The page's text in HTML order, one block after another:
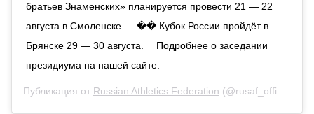
братьев Знаменских» планируется провести 21 — 22
августа в Смоленске. ⠀ �� Кубок России пройдёт в
Брянске 29 — 30 августа. ⠀ Подробнее о заседании
президиума на нашей сайте.
Публикация от Russian Athletics Federation (@rusaf_official)